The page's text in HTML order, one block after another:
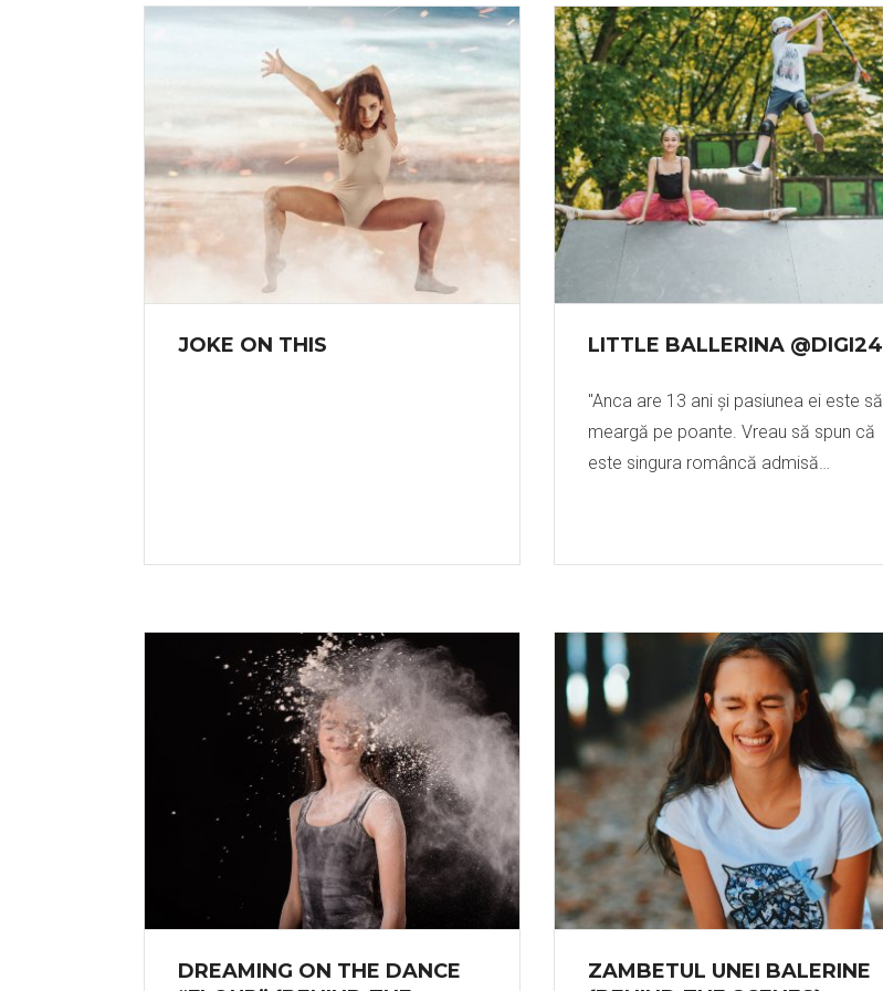
JOKE ON THIS LITTLE BALLERINA @DIGI24
"Anca are 13 ani și pasiunea ei este să
meargă pe poante. Vreau să spun că
este singura româncă admisă…
DREAMING ON THE DANCE
ZAMBETUL UNEI BALERINE